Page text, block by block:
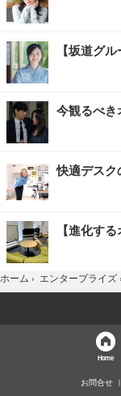
【坂道グ
今観るべき
快適デス
【進化す
ホーム › エンタープライズ
Home
お問合せ